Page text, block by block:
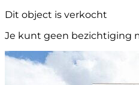
Dit object is verkocht
Je kunt geen bezichtiging